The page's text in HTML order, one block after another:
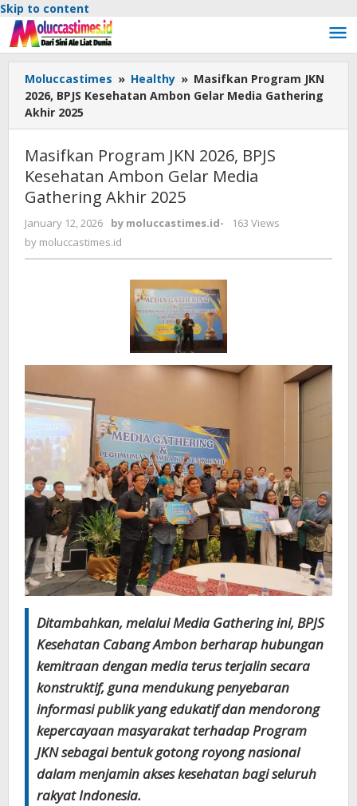
Skip to content
Moluccastimes » Healthy » Masifkan Program JKN
2026, BPJS Kesehatan Ambon Gelar Media Gathering
Akhir 2025
Masifkan Program JKN 2026, BPJS
Kesehatan Ambon Gelar Media
Gathering Akhir 2025
January 12, 2026 by moluccastimes.id-
163 Views
by moluccastimes.id
Ditambahkan, melalui Media Gathering ini, BPJS
Kesehatan Cabang Ambon berharap hubungan
kemitraan dengan media terus terjalin secara
konstruktif, guna mendukung penyebaran
informasi publik yang edukatif dan mendorong
kepercayaan masyarakat terhadap Program
JKN sebagai bentuk gotong royong nasional
dalam menjamin akses kesehatan bagi seluruh
rakyat Indonesia.